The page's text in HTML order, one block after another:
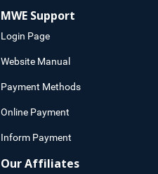
MWE Support
Login Page
Website Manual
Payment Methods
Online Payment
Inform Payment
Our Affiliates